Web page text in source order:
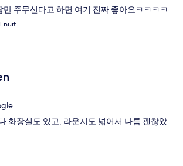
만 주무신다고 하면 여기 진짜 좋아요ㅋㅋㅋㅋ
nuit
화장실도 있고, 라운지도 넓어서 나름 괜찮았